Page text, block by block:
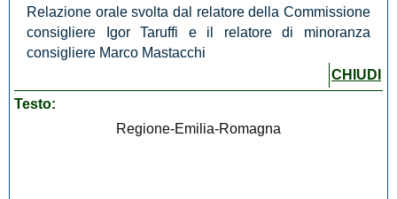
Relazione orale svolta dal relatore della Commissione
consigliere Igor Taruffi e il relatore di minoranza
consigliere Marco Mastacchi
CHIUDI
Testo:
Regione-Emilia-Romagna